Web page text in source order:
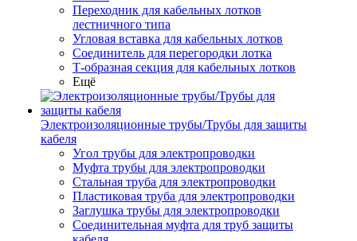
Переходник для кабельных лотков
лестничного типа
Угловая вставка для кабельных лотков
Соединитель для перегородки лотка
Т-образная секция для кабельных лотков
Ещё
Электроизоляционные трубы/Трубы для защиты
кабеля
Угол трубы для электропроводки
Муфта трубы для электропроводки
Стальная труба для электропроводки
Пластиковая труба для электропроводки
Заглушка трубы для электропроводки
Соединительная муфта для труб защиты